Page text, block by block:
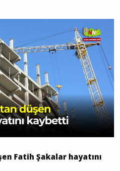
Fatih Şakalar hayatını